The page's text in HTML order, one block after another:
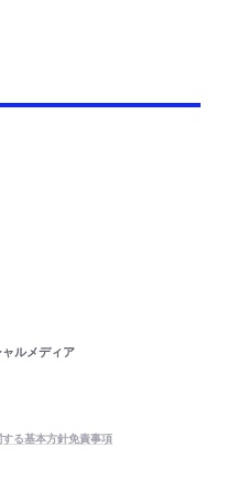
ルメディア
る基本方針免責事項